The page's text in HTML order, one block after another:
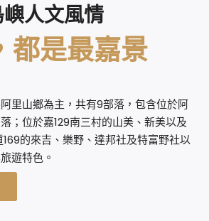
人文風情
都是最嘉景
里山鄉為主，共有9部落，包含位於阿
；位於嘉129南三村的山美、新美以及
的來吉、樂野、達邦社及特富野社以
遊特色。